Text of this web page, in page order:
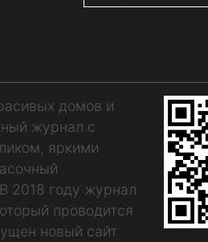
домов и
журнал с
яркими
2018 году журнал
проводится
новый сайт